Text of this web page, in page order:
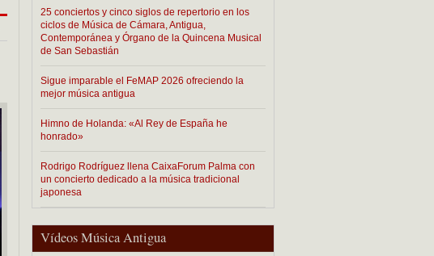
25 conciertos y cinco siglos de repertorio en los
ciclos de Música de Cámara, Antigua,
Contemporánea y Órgano de la Quincena Musical
de San Sebastián
Sigue imparable el FeMAP 2026 ofreciendo la
mejor música antigua
Himno de Holanda: «Al Rey de España he
honrado»
Rodrigo Rodríguez llena CaixaForum Palma con
un concierto dedicado a la música tradicional
japonesa
Vídeos Música Antigua